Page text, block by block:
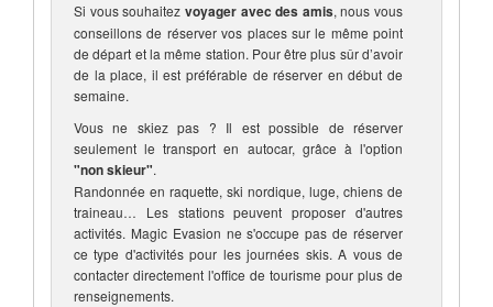
Si vous souhaitez voyager avec des amis, nous vous
conseillons de réserver vos places sur le même point
de départ et la même station. Pour être plus sûr d’avoir
de la place, il est préférable de réserver en début de
semaine.
Vous ne skiez pas ? Il est possible de réserver
seulement le transport en autocar, grâce à l'option
"non skieur".
Randonnée en raquette, ski nordique, luge, chiens de
traineau… Les stations peuvent proposer d'autres
activités. Magic Evasion ne s'occupe pas de réserver
ce type d'activités pour les journées skis. A vous de
contacter directement l'office de tourisme pour plus de
renseignements.